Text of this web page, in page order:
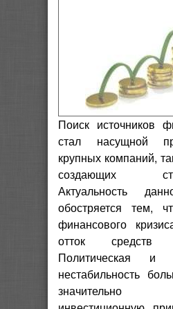
Поиск источников
стал насущной
крупных компаний,
создающих
Актуальность
обостряется тем,
финансового
отток
Политическая и
нестабильность